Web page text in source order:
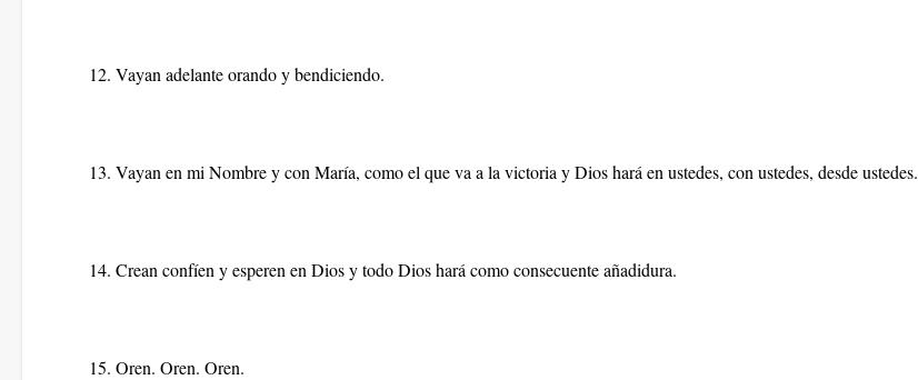
12. Vayan adelante orando y bendiciendo.
13. Vayan en mi Nombre y con María, como el que va a la victoria y Dios hará en ustedes, con ustedes, desde ustedes.
14. Crean confíen y esperen en Dios y todo Dios hará como consecuente añadidura.
15. Oren. Oren. Oren.